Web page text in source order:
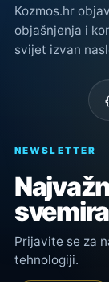
Kozmos.hr
objašnjenja i
svijet izvan
NEWSLETTER
Prijavite se za
tehnologiji.